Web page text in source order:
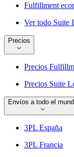
Fulfillment
Ver todo Suite
Precios
Precios
Precios Suite
Envíos a todo el
3PL España
3PL Francia